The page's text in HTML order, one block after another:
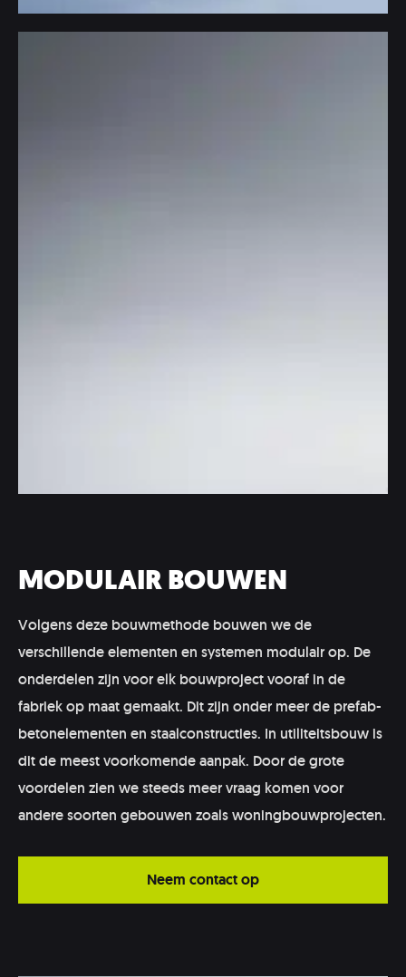
MODULAIR BOUWEN
Volgens deze bouwmethode bouwen we de
verschillende elementen en systemen modulair op. De
onderdelen zijn voor elk bouwproject vooraf in de
fabriek op maat gemaakt. Dit zijn onder meer de prefab-
betonelementen en staalconstructies. In utiliteitsbouw is
dit de meest voorkomende aanpak. Door de grote
voordelen zien we steeds meer vraag komen voor
andere soorten gebouwen zoals woningbouwprojecten.
Neem contact op